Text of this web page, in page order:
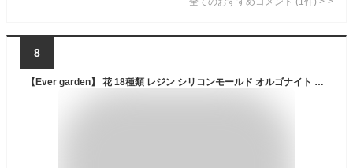
8
【Ever garden】 花 18種類 レジン シリコンモールド オルゴナイト uvレジン アロマストーン 石膏 手作り 石鹸 キャンドル 樹脂 粘土 シリコン モールド シリコン型 型 型抜き 抜き型 キット 道具 ハンドメイド 小花 (花 18種)